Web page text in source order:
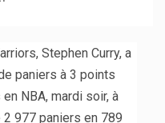
Stephen Curry, a
paniers à 3 points
NBA, mardi soir, à
2 977 paniers en 789